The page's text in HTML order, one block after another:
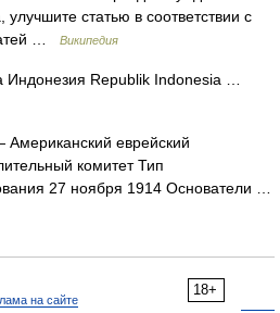
статью в соответствии с
…
Википедия
Индонезия Republik Indonesia …
Американский еврейский
комитет Тип
27 ноября 1914 Основатели …
18+
на сайте